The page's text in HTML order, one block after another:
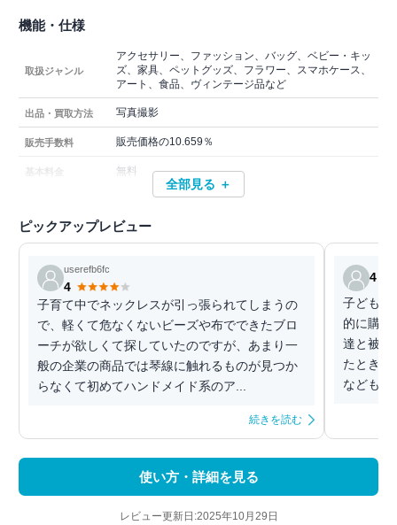
機能・仕様
取扱ジャンル
アクセサリー、ファッション、バッグ、ベビー・キッ
ズ、家具、ペットグッズ、フラワー、スマホケース、
アート、食品、ヴィンテージ品など
出品・買取方法 写真撮影
販売手数料 販売価格の10.659％
基本料金 無料
全部見る ＋
ピックアップレビュー
userefb6fc
4
子育て中でネックレスが引っ張られてしまうの
で、軽くて危なくないビーズや布でできたブロ
ーチが欲しくて探していたのですが、あまり一
般の企業の商品では琴線に触れるものが見つか
らなくて初めてハンドメイド系のア...
続きを読む
4
子ども園
的に購入
達と被ら
たときに
なども購
使い方・詳細を見る
レビュー更新日:2025年10月29日